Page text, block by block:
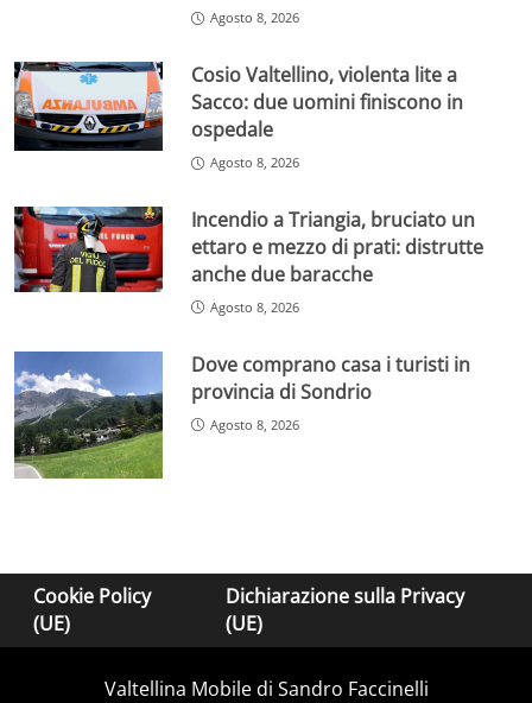
Agosto 8, 2026
Cosio Valtellino, violenta lite a
Sacco: due uomini finiscono in
ospedale
Agosto 8, 2026
Incendio a Triangia, bruciato un
ettaro e mezzo di prati: distrutte
anche due baracche
Agosto 8, 2026
Dove comprano casa i turisti in
provincia di Sondrio
Agosto 8, 2026
Cookie Policy
(UE)
Dichiarazione sulla Privacy
(UE)
Valtellina Mobile di Sandro Faccinelli